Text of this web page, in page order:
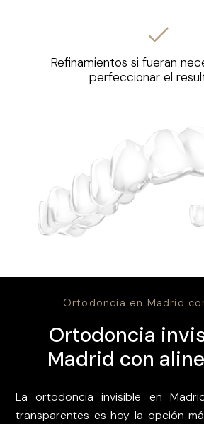
Refinamientos si fueran
perfeccionar el
Ortodoncia en Madrid
Ortodoncia
Madrid con
La ortodoncia invisible en
transparentes es hoy la opción